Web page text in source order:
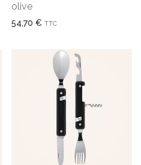
olive
54,70 € TTC